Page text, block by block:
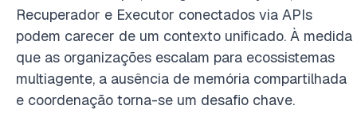
Recuperador e Executor conectados via APIs
podem carecer de um contexto unificado. À medida
que as organizações escalam para ecossistemas
multiagente, a ausência de memória compartilhada
e coordenação torna-se um desafio chave.